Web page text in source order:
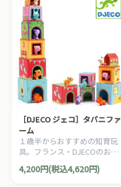
数と数字が一致しないとパズ
ルは完成できません。
［DJECO ジェコ］タパニファ
ーム
１歳半からおすすめの知育玩
具。フランス・DJECOのお家
型のキューブブロックです。
横に並べたり、大きい順に積
4,200円(税込4,620円)